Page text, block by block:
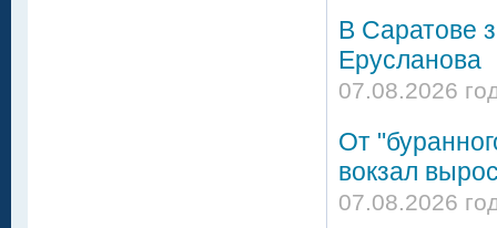
В Саратове
Ерусланова
07.08.2026
От
вокзал
07.08.2026